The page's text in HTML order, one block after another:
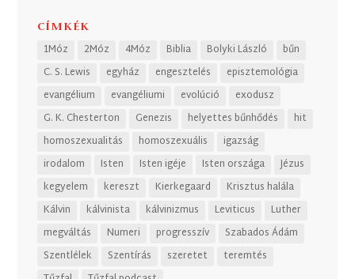
CÍMKÉK
1Móz 2Móz 4Móz Biblia Bolyki László
bűn
C. S. Lewis
egyház engesztelés
episztemológia
evangélium
evangéliumi evolúció
exodusz
G. K. Chesterton
Genezis helyettes bűnhődés
hit
homoszexualitás
homoszexuális
igazság
irodalom
Isten Isten igéje Isten országa
Jézus
kegyelem
kereszt Kierkegaard
Krisztus halála
Kálvin
kálvinista kálvinizmus Leviticus
Luther
megváltás
Numeri progresszív
Szabados Ádám
Szentlélek
Szentírás szeretet
teremtés